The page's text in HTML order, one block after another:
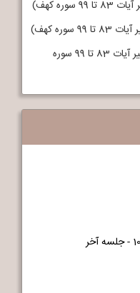
کیستی ذوالقرنین - جلسه 3 (تفسیر آیات 83 تا 99 سوره